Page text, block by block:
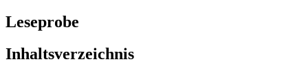
Leseprobe
Inhaltsverzeichnis